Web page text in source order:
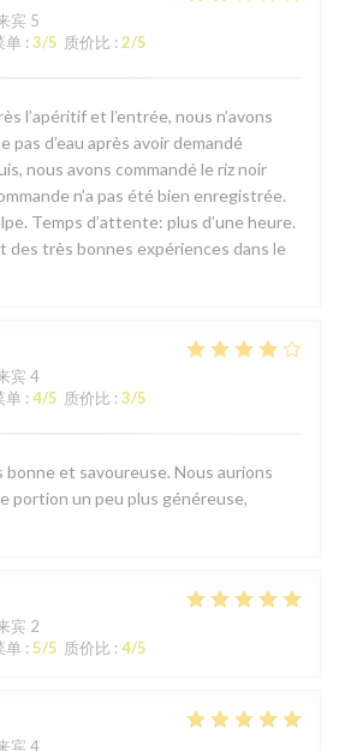
宾 5
单 : 3/5 质价比 : 2/5
l’apéritif et l’entrée, nous n’avons
pas d’eau après avoir demandé
nous avons commandé le riz noir
n’a pas été bien enregistrée.
Temps d’attente: plus d’une heure.
des très bonnes expériences dans le
宾 4
单 : 4/5 质价比 : 3/5
et savoureuse. Nous aurions
portion un peu plus généreuse,
宾 2
单 : 5/5 质价比 : 4/5
宾 4